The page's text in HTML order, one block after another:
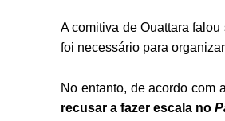
A comitiva de Ouattara
foi necessário para
No entanto, de acordo com
recusar a fazer escala no